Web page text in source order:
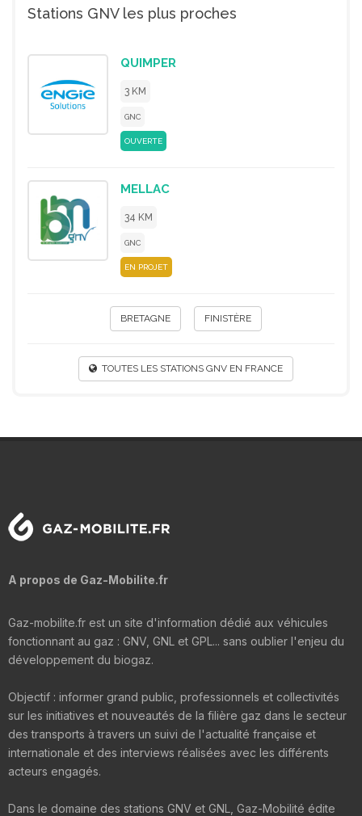
Stations GNV les plus proches
QUIMPER
3 KM
GNC
OUVERTE
MELLAC
34 KM
GNC
EN PROJET
BRETAGNE FINISTÈRE
TOUTES LES STATIONS GNV EN FRANCE
A propos de Gaz-Mobilite.fr
Gaz-mobilite.fr est un site d'information dédié aux véhicules
fonctionnant au gaz : GNV, GNL et GPL... sans oublier l'enjeu du
développement du biogaz.
Objectif : informer grand public, professionnels et collectivités
sur les initiatives et nouveautés de la filière gaz dans le secteur
des transports à travers un suivi de l'actualité française et
internationale et des interviews réalisées avec les différents
acteurs engagés.
Dans le domaine des stations GNV et GNL, Gaz-Mobilité édite